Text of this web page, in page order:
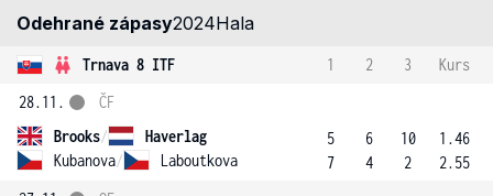
Odehrané zápasy2024Hala
Trnava 8 ITF 1 2 3
Kurs
28.11.
Brooks/
Haverlag
Kubanova/ Laboutkova
ČF
5
7
6
4
10
2
1.46
2.55